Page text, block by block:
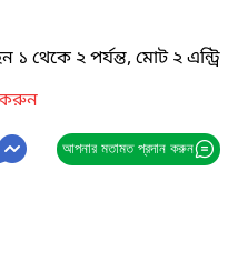
১ থেকে ২ পর্যন্ত, মোট ২ এন্ট্রি
করুন
আপনার মতামত প্রদান করুন